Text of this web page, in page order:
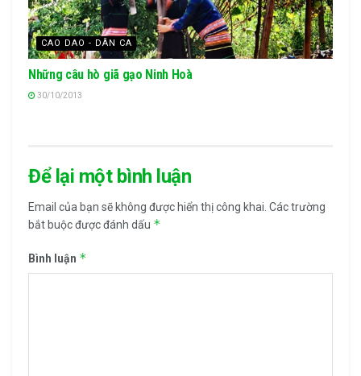
CAO DAO - DÂN CA
Những câu hò giã gạo Ninh Hoà
30/10/2013
Để lại một bình luận
Email của bạn sẽ không được hiển thị công khai. Các trường
bắt buộc được đánh dấu *
Bình luận *